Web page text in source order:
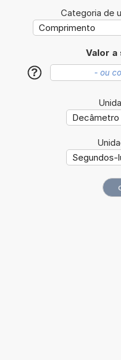
Categoria de
Valor
?